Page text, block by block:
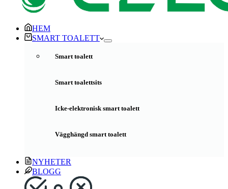
HEM
SMART TOALETT
Smart toalett
Smart toalettsits
Icke-elektronisk smart toalett
Vägghängd smart toalett
NYHETER
BLOGG